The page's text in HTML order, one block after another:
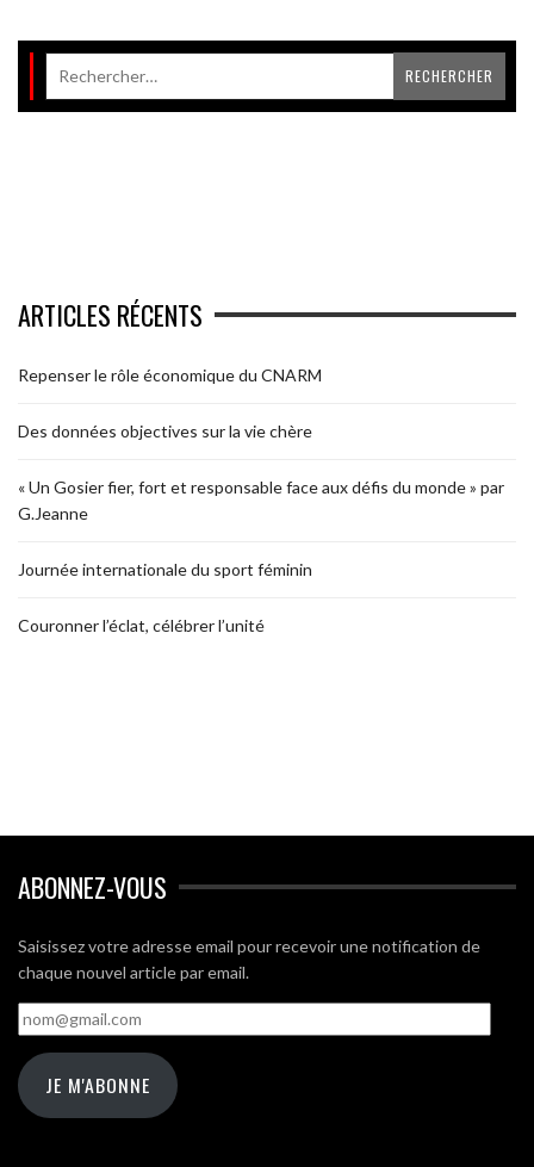
ARTICLES RÉCENTS
Repenser le rôle économique du CNARM
Des données objectives sur la vie chère
« Un Gosier fier, fort et responsable face aux défis du monde » par
G.Jeanne
Journée internationale du sport féminin
Couronner l’éclat, célébrer l’unité
ABONNEZ-VOUS
Saisissez votre adresse email pour recevoir une notification de
chaque nouvel article par email.
nom@gmail.com
JE M'ABONNE